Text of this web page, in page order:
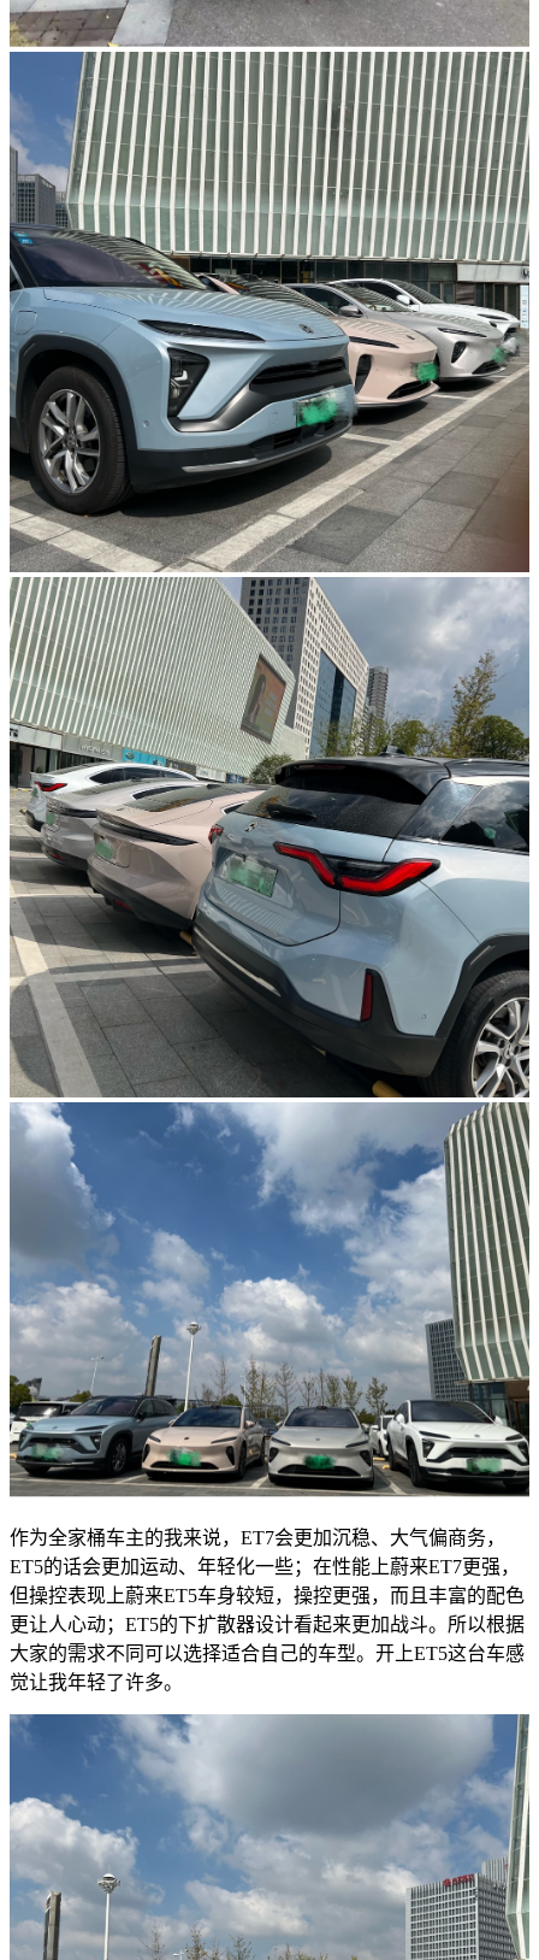
作为全家桶车主的我来说，ET7会更加沉稳、大气偏商务，
ET5的话会更加运动、年轻化一些；在性能上蔚来ET7更强，
但操控表现上蔚来ET5车身较短，操控更强，而且丰富的配色
更让人心动；ET5的下扩散器设计看起来更加战斗。所以根据
大家的需求不同可以选择适合自己的车型。开上ET5这台车感
觉让我年轻了许多。